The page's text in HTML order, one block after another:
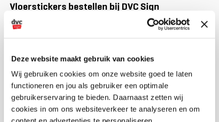
Deze website maakt gebruik van cookies
Wij gebruiken cookies om onze website goed te laten
functioneren en jou als gebruiker een optimale
gebruikerservaring te bieden. Daarnaast zetten wij
cookies in om ons websiteverkeer te analyseren en om
Vloerstickers bestellen bij DVC Sign
Wil jij een actie onder de aandacht brengen of de routing in
Vloerstickers worden fullcolour geprint en worden contour
laat ontwerpen door onze specialisten.
Materiaal van vloerstickers